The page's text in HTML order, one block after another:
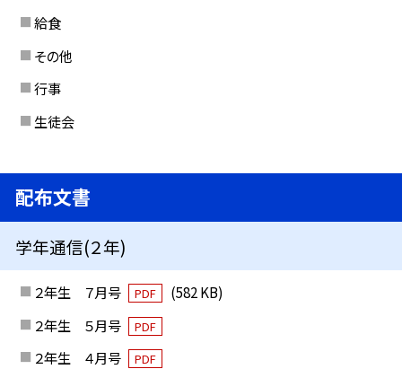
給食
その他
行事
生徒会
配布文書
学年通信(２年)
２年生 ７月号 PDF
(582 KB)
２年生 ５月号
PDF
２年生 ４月号 PDF